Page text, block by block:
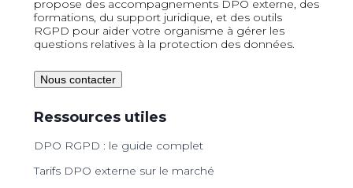
propose des accompagnements DPO externe, des
formations, du support juridique, et des outils
RGPD pour aider votre organisme à gérer les
questions relatives à la protection des données.
Nous contacter
Ressources utiles
DPO RGPD : le guide complet
Tarifs DPO externe sur le marché